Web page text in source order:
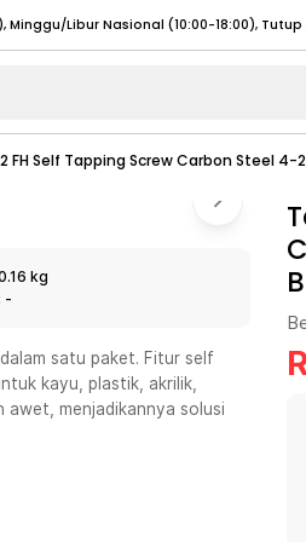
Sabtu - Minggu (08:00 - 20:00),
- Minggu/ Libur Nasional (08:00 -
- Minggu/ Libur Nasional (08:00 -
Minggu/Libur Nasional (12:00-20:00),
Minggu/Libur Nasional (12:00-20:00),
Sabtu - Minggu (08:00 - 20:00),
- Minggu/ Libur Nasional (08:00 -
FH Self Tapping Screw Carbon Steel 4-
kg
-
satu paket. Fitur self
kayu, plastik, akrilik,
awet, menjadikannya solusi